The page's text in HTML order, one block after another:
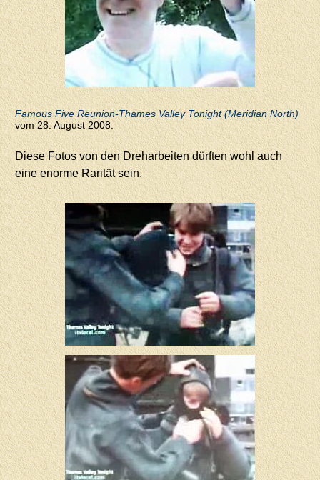
Famous Five Reunion-Thames Valley Tonight (Meridian North)
vom 28. August 2008.
Diese Fotos von den Dreharbeiten dürften wohl auch
eine enorme Rarität sein.